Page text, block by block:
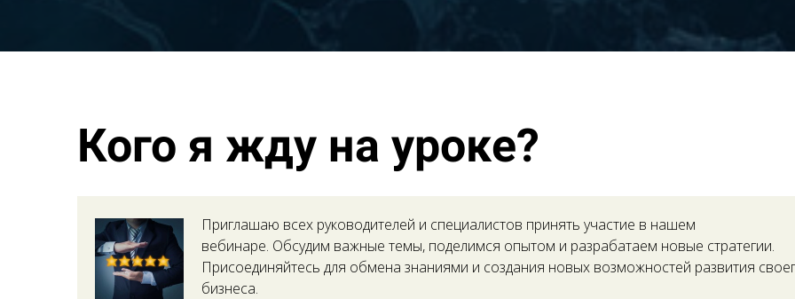
Кого я жду на уроке?
Приглашаю всех руководителей и специалистов принять участие в нашем
вебинаре. Обсудим важные темы, поделимся опытом и разрабатаем новые стратегии.
Присоединяйтесь для обмена знаниями и создания новых возможностей развития
бизнеса.